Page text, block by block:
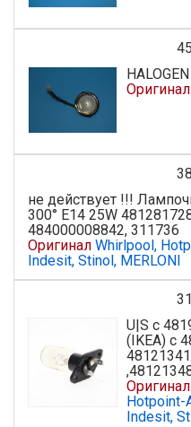
Оригинал
не действует !!!
300° E14 25W
484000008842, 311736
Оригинал Whirlpool,
Indesit, Stinol, MERLONI
U|S с
(IKEA) с
Оригинал
Hotpoint-
Indesit,